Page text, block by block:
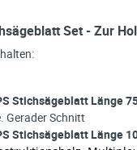
Set - Zur
Stichsägeblatt Länge
Gerader Schnitt
Stichsägeblatt Länge